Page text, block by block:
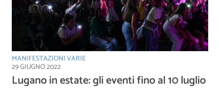
MANIFESTAZIONI VARIE
29 GIUGNO 2022
Lugano in estate: gli eventi fino al 10 luglio